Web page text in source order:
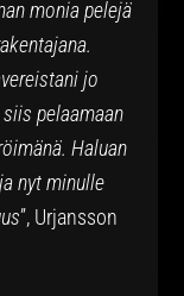
monia pelejä
jo
pelaamaan
Haluan
nyt minulle
”, Urjansson